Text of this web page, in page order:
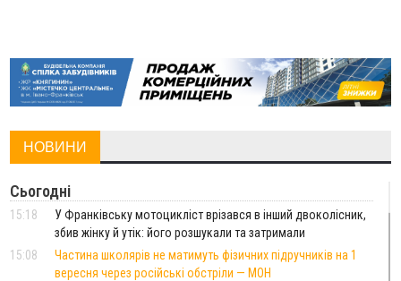
НОВИНИ
Сьогодні
15:18
У Франківську мотоцикліст врізався в інший двоколісник,
збив жінку й утік: його розшукали та затримали
15:08
Частина школярів не матимуть фізичних підручників на 1
вересня через російські обстріли — МОН